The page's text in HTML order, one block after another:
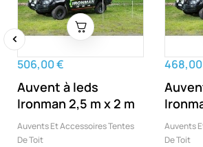
506,00 €
Auvent à leds
Ironman 2,5 m x 2 m
Auvents Et Accessoires Tentes
De Toit
Auvents
De Toit
‹